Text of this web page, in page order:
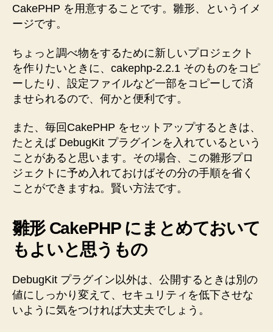
CakePHP を用意することです。雛形、というイメ
ージです。
ちょっと調べ物をするために新しいプロジェクト
を作りたいときに、cakephp-2.2.1 そのものをコピ
ーしたり、設定ファイルなど一部をコピーして済
ませられるので、何かと便利です。
また、毎回CakePHP をセットアップするときは、
たとえば DebugKit プラグインを入れているという
ことがあると思います。その場合、この雛形プロ
ジェクトに予め入れておけばその分の手順を省く
ことができますね。賢い方法です。
雛形 CakePHP にまとめておいて
もよいと思うもの
DebugKit プラグイン以外は、公開するときは別の
値にしっかり変えて、セキュリティを低下させな
いように気をつければ大丈夫でしょう。